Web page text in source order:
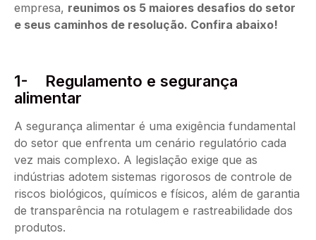
empresa, reunimos os 5 maiores desafios do setor
e seus caminhos de resolução. Confira abaixo!
1- Regulamento e segurança
alimentar
A segurança alimentar é uma exigência fundamental
do setor que enfrenta um cenário regulatório cada
vez mais complexo. A legislação exige que as
indústrias adotem sistemas rigorosos de controle de
riscos biológicos, químicos e físicos, além de garantia
de transparência na rotulagem e rastreabilidade dos
produtos.